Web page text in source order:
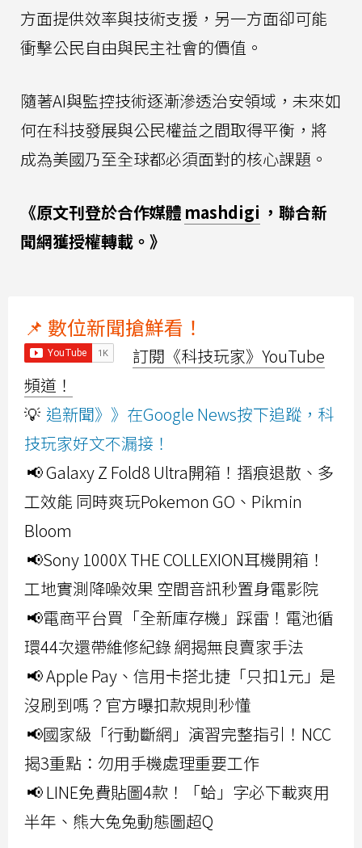
方面提供效率與技術支援，另一方面卻可能
衝擊公民自由與民主社會的價值。
隨著AI與監控技術逐漸滲透治安領域，未來如
何在科技發展與公民權益之間取得平衡，將
成為美國乃至全球都必須面對的核心課題。
《原文刊登於合作媒體 mashdigi ，聯合新
聞網獲授權轉載。》
📌 數位新聞搶鮮看！
訂閱《科技玩家》YouTube
頻道！
💡 追新聞》》在Google News按下追蹤，科
技玩家好文不漏接！
📢 Galaxy Z Fold8 Ultra開箱！摺痕退散、多
工效能 同時爽玩Pokemon GO、Pikmin
Bloom
📢Sony 1000X THE COLLEXION耳機開箱！
工地實測降噪效果 空間音訊秒置身電影院
📢電商平台買「全新庫存機」踩雷！電池循
環44次還帶維修紀錄 網揭無良賣家手法
📢 Apple Pay、信用卡搭北捷「只扣1元」是
沒刷到嗎？官方曝扣款規則秒懂
📢國家級「行動斷網」演習完整指引！NCC
揭3重點：勿用手機處理重要工作
📢 LINE免費貼圖4款！「蛤」字必下載爽用
半年、熊大兔兔動態圖超Q